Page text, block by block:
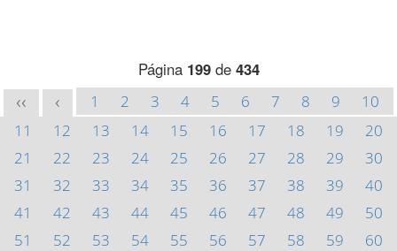
Página 199de 434
<< < 1 2 3 4 5 6 7 8 9
10
11
12 13 14 15 16 17 18 19
20
21
22 23 24 25 26 27 28 29
30
31
32 33 34 35 36 37 38 39
40
41
42 43 44 45 46 47 48 49
50
51
52 53 54 55 56 57 58 59
60